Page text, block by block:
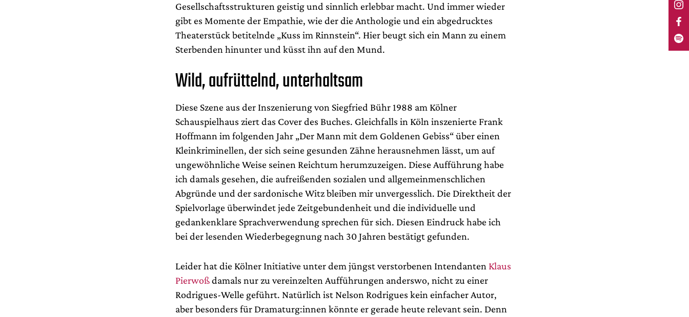
Gesellschaftsstrukturen geistig und sinnlich erlebbar macht. Und immer wieder
gibt es Momente der Empathie, wie der die Anthologie und ein abgedrucktes
Theaterstück betitelnde „Kuss im Rinnstein“. Hier beugt sich ein Mann zu einem
Sterbenden hinunter und küsst ihn auf den Mund.
Wild, aufrüttelnd, unterhaltsam
Diese Szene aus der Inszenierung von Siegfried Bühr 1988 am Kölner
Schauspielhaus ziert das Cover des Buches. Gleichfalls in Köln inszenierte Frank
Hoffmann im folgenden Jahr „Der Mann mit dem Goldenen Gebiss“ über einen
Kleinkriminellen, der sich seine gesunden Zähne herausnehmen lässt, um auf
ungewöhnliche Weise seinen Reichtum herumzuzeigen. Diese Aufführung habe
ich damals gesehen, die aufreißenden sozialen und allgemeinmenschlichen
Abgründe und der sardonische Witz bleiben mir unvergesslich. Die Direktheit der
Spielvorlage überwindet jede Zeitgebundenheit und die individuelle und
gedankenklare Sprachverwendung sprechen für sich. Diesen Eindruck habe ich
bei der lesenden Wiederbegegnung nach 30 Jahren bestätigt gefunden.
Leider hat die Kölner Initiative unter dem jüngst verstorbenen Intendanten Klaus
Pierwoßdamals nur zu vereinzelten Aufführungen anderswo, nicht zu einer
Rodrigues-Welle geführt. Natürlich ist Nelson Rodrigues kein einfacher Autor,
aber besonders für Dramaturg:innen könnte er gerade heute relevant sein. Denn